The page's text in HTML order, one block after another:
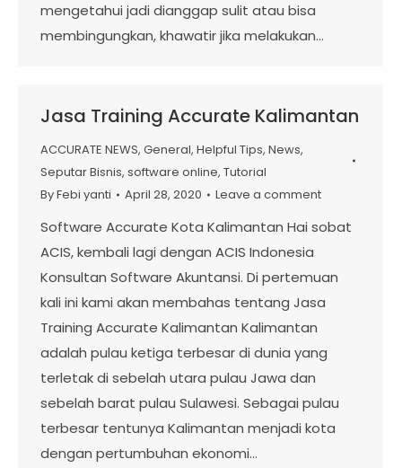
mengetahui jadi dianggap sulit atau bisa
membingungkan, khawatir jika melakukan…
Jasa Training Accurate Kalimantan
ACCURATE NEWS, General, Helpful Tips, News,
Seputar Bisnis, software online, Tutorial
ByFebi yanti April 28, 2020 Leave a comment
Software Accurate Kota Kalimantan Hai sobat
ACIS, kembali lagi dengan ACIS Indonesia
Konsultan Software Akuntansi. Di pertemuan
kali ini kami akan membahas tentang Jasa
Training Accurate Kalimantan Kalimantan
adalah pulau ketiga terbesar di dunia yang
terletak di sebelah utara pulau Jawa dan
sebelah barat pulau Sulawesi. Sebagai pulau
terbesar tentunya Kalimantan menjadi kota
dengan pertumbuhan ekonomi…